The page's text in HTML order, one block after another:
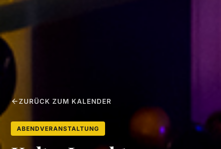
ZURÜCK ZUM KALENDER
ABENDVERANSTALTUNG